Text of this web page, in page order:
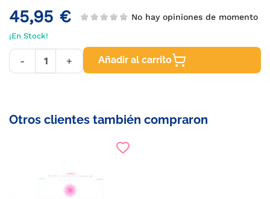
45,95 € No hay opiniones de momento
¡En Stock!
- + Añadir al carrito
Otros clientes también compraron